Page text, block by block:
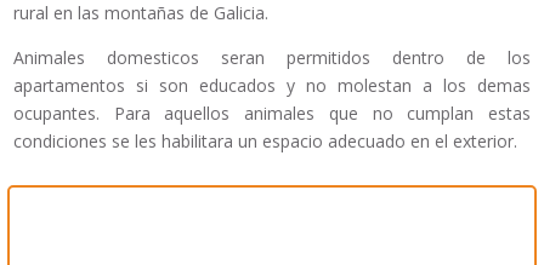
rural en las montañas de Galicia.
Animales domesticos seran permitidos dentro de los
apartamentos si son educados y no molestan a los demas
ocupantes. Para aquellos animales que no cumplan estas
condiciones se les habilitara un espacio adecuado en el exterior.